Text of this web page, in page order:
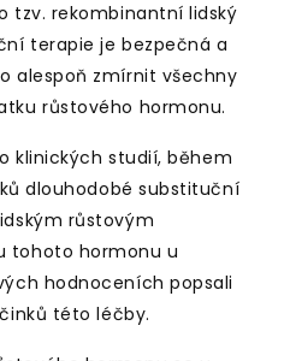
tzv. rekombinantní lidský
terapie je bezpečná a
alespoň zmírnit všechny
růstového hormonu.
klinických studií, během
dlouhodobé substituční
růstovým
tohoto hormonu u
hodnoceních popsali
této léčby.